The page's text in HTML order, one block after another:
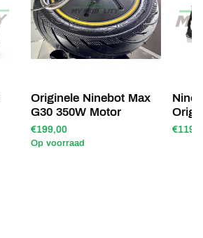
Originele Ninebot Max
G30 350W Motor
€199,00
Op voorraad